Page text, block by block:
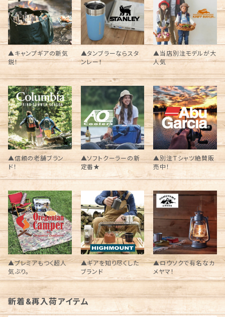
▲キャンプギアの新気
鋭！
▲タンブラーならスタ
ンレー！
▲当店別注モデルが大
人気
▲信頼の老舗ブラン
ド！
▲ソフトクーラーの新
定番★
▲別注Tシャツ絶賛販
売中！
▲プレミアもつく超人
気ぶり。
▲ギアを知り尽くした
ブランド
▲ロウソクで有名なカ
メヤマ！
新着&再入荷アイテム